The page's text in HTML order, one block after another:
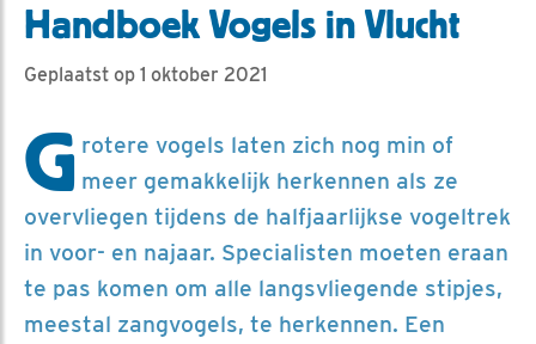
Handboek Vogels in Vlucht
Geplaatst op 1 oktober 2021
G rotere vogels laten zich nog min of
meer gemakkelijk herkennen als ze
overvliegen tijdens de halfjaarlijkse vogeltrek
in voor- en najaar. Specialisten moeten eraan
te pas komen om alle langsvliegende stipjes,
meestal zangvogels, te herkennen. Een